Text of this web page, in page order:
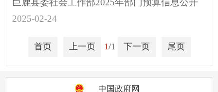
决策预公开
招考招录
巨鹿县委社会工作部2025年部门预算信息公开
2025-02-24
首页 上一页 1/1 下一页 尾页
中国政府网